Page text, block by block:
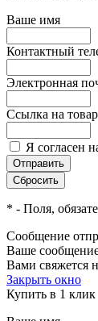
Ваше имя
Контактный
Электронная
Ссылка на
Я согласен
* - Поля,
Сообщение
Ваше
Вами свяжется
Закрыть окно
Купить в 1 клик